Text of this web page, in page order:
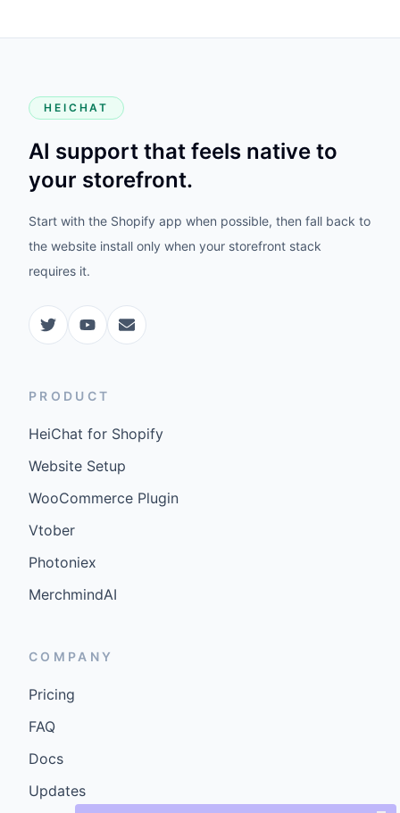
HEICHAT
AI support that feels native to
your storefront.
Start with the Shopify app when possible, then fall back to
the website install only when your storefront stack
requires it.
PRODUCT
HeiChat for Shopify
Website Setup
WooCommerce Plugin
Vtober
Photoniex
MerchmindAI
COMPANY
Pricing
FAQ
Docs
Updates